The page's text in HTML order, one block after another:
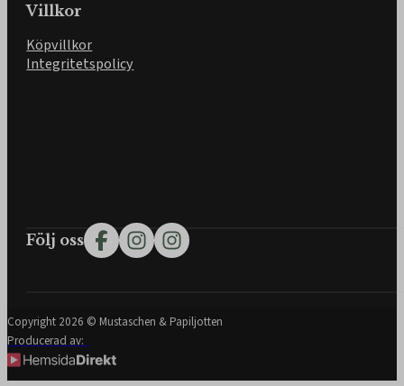
Villkor
Köpvillkor
Integritetspolicy
Följ ossFölj oss på Facebook
Följ oss på Instagram
Följ frisörkontot på Instagram
Copyright 2026 © Mustaschen & Papiljotten
Producerad av: